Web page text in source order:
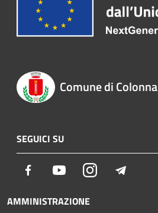
Comune di Colonna
SEGUICI SU
Facebook YoutubeInstagram
AMMINISTRAZIONE